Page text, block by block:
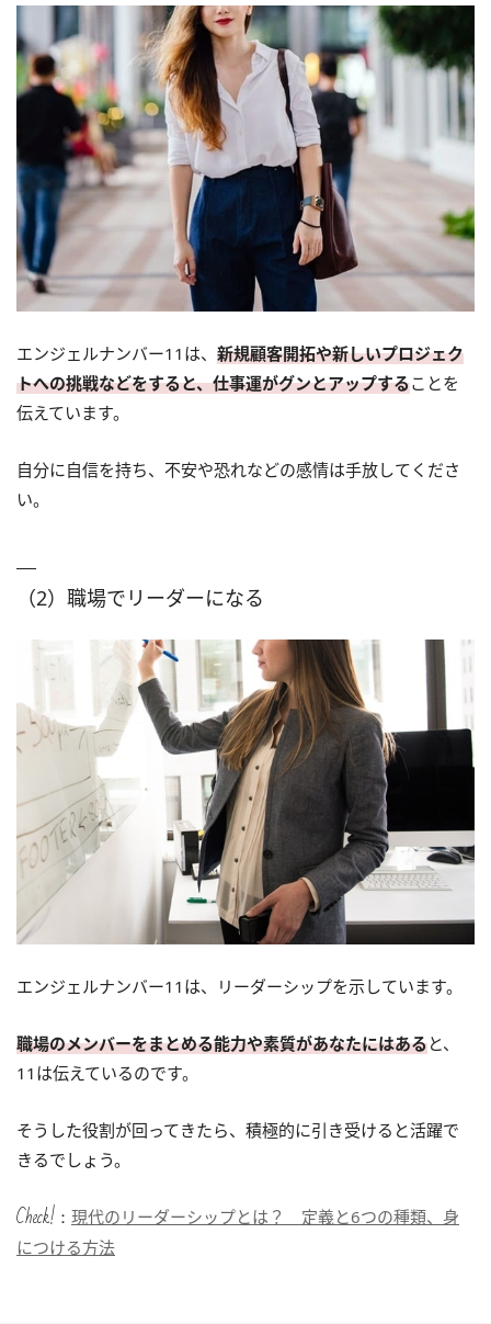
エンジェルナンバー11は、 新規顧客開拓や新しいプロジェク
トへの挑戦などをすると、仕事運がグンとアップすることを
伝えています。
自分に自信を持ち、不安や恐れなどの感情は手放してくださ
い。
（2）職場でリーダーになる
エンジェルナンバー11は、リーダーシップを示しています。
職場のメンバーをまとめる能力や素質があなたにはあると、
11は伝えているのです。
そうした役割が回ってきたら、積極的に引き受けると活躍で
きるでしょう。
Check!： 現代のリーダーシップとは？ 定義と6つの種類、身
につける方法